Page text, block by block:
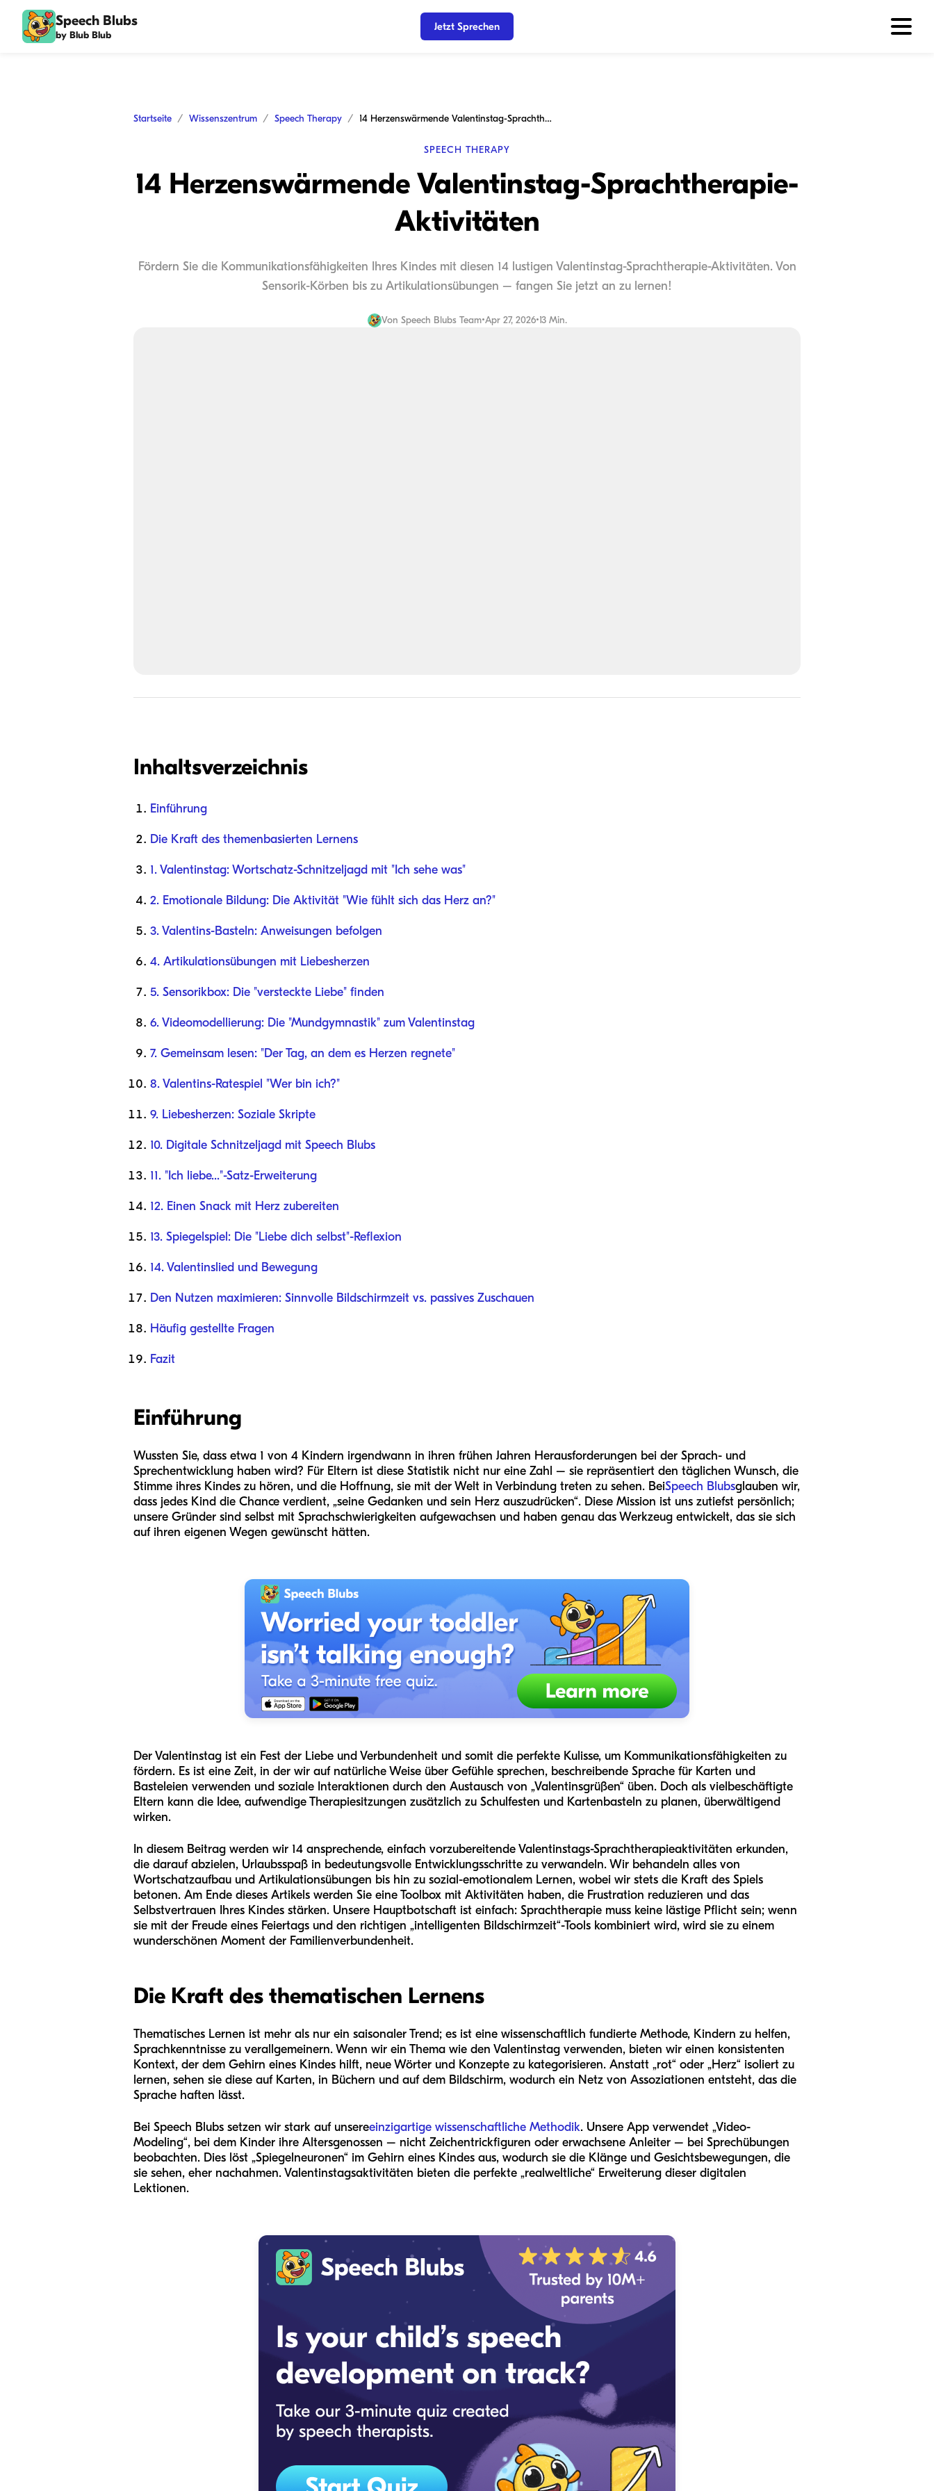
Speech Blubs
by Blub Blub
Jetzt Sprechen
Startseite Wissenszentrum Speech Therapy 14 Herzenswärmende Valentinstag-Sprachtherapie-Aktivitäten
SPEECH THERAPY
14 Herzenswärmende Valentinstag-Sprachtherapie-
Aktivitäten
Fördern Sie die Kommunikationsfähigkeiten Ihres Kindes mit diesen 14 lustigen Valentinstag-Sprachtherapie-Aktivitäten. Von
Sensorik-Körben bis zu Artikulationsübungen – fangen Sie jetzt an zu lernen!
Von Speech Blubs Team•Apr 27, 2026•13 Min.
Inhaltsverzeichnis
Einführung
Die Kraft des themenbasierten Lernens
1. Valentinstag: Wortschatz-Schnitzeljagd mit "Ich sehe was"
2. Emotionale Bildung: Die Aktivität "Wie fühlt sich das Herz an?"
3. Valentins-Basteln: Anweisungen befolgen
4. Artikulationsübungen mit Liebesherzen
5. Sensorikbox: Die "versteckte Liebe" finden
6. Videomodellierung: Die "Mundgymnastik" zum Valentinstag
7. Gemeinsam lesen: "Der Tag, an dem es Herzen regnete"
8. Valentins-Ratespiel "Wer bin ich?"
9. Liebesherzen: Soziale Skripte
10. Digitale Schnitzeljagd mit Speech Blubs
11. "Ich liebe..."-Satz-Erweiterung
12. Einen Snack mit Herz zubereiten
13. Spiegelspiel: Die "Liebe dich selbst"-Reflexion
14. Valentinslied und Bewegung
Den Nutzen maximieren: Sinnvolle Bildschirmzeit vs. passives Zuschauen
Häufig gestellte Fragen
Fazit
Einführung
Wussten Sie, dass etwa 1 von 4 Kindern irgendwann in ihren frühen Jahren Herausforderungen bei der Sprach- und
Sprechentwicklung haben wird? Für Eltern ist diese Statistik nicht nur eine Zahl – sie repräsentiert den täglichen Wunsch, die
Stimme ihres Kindes zu hören, und die Hoffnung, sie mit der Welt in Verbindung treten zu sehen. BeiSpeech Blubsglauben wir,
dass jedes Kind die Chance verdient, „seine Gedanken und sein Herz auszudrücken“. Diese Mission ist uns zutiefst persönlich;
unsere Gründer sind selbst mit Sprachschwierigkeiten aufgewachsen und haben genau das Werkzeug entwickelt, das sie sich
auf ihren eigenen Wegen gewünscht hätten.
Der Valentinstag ist ein Fest der Liebe und Verbundenheit und somit die perfekte Kulisse, um Kommunikationsfähigkeiten zu
fördern. Es ist eine Zeit, in der wir auf natürliche Weise über Gefühle sprechen, beschreibende Sprache für Karten und
Basteleien verwenden und soziale Interaktionen durch den Austausch von „Valentinsgrüßen“ üben. Doch als vielbeschäftigte
Eltern kann die Idee, aufwendige Therapiesitzungen zusätzlich zu Schulfesten und Kartenbasteln zu planen, überwältigend
wirken.
In diesem Beitrag werden wir 14 ansprechende, einfach vorzubereitende Valentinstags-Sprachtherapieaktivitäten erkunden,
die darauf abzielen, Urlaubsspaß in bedeutungsvolle Entwicklungsschritte zu verwandeln. Wir behandeln alles von
Wortschatzaufbau und Artikulationsübungen bis hin zu sozial-emotionalem Lernen, wobei wir stets die Kraft des Spiels
betonen. Am Ende dieses Artikels werden Sie eine Toolbox mit Aktivitäten haben, die Frustration reduzieren und das
Selbstvertrauen Ihres Kindes stärken. Unsere Hauptbotschaft ist einfach: Sprachtherapie muss keine lästige Pflicht sein; wenn
sie mit der Freude eines Feiertags und den richtigen „intelligenten Bildschirmzeit“-Tools kombiniert wird, wird sie zu einem
wunderschönen Moment der Familienverbundenheit.
Die Kraft des thematischen Lernens
Thematisches Lernen ist mehr als nur ein saisonaler Trend; es ist eine wissenschaftlich fundierte Methode, Kindern zu helfen,
Sprachkenntnisse zu verallgemeinern. Wenn wir ein Thema wie den Valentinstag verwenden, bieten wir einen konsistenten
Kontext, der dem Gehirn eines Kindes hilft, neue Wörter und Konzepte zu kategorisieren. Anstatt „rot“ oder „Herz“ isoliert zu
lernen, sehen sie diese auf Karten, in Büchern und auf dem Bildschirm, wodurch ein Netz von Assoziationen entsteht, das die
Sprache haften lässt.
Bei Speech Blubs setzen wir stark auf unsereeinzigartige wissenschaftliche Methodik. Unsere App verwendet „Video-
Modeling“, bei dem Kinder ihre Altersgenossen – nicht Zeichentrickfiguren oder erwachsene Anleiter – bei Sprechübungen
beobachten. Dies löst „Spiegelneuronen“ im Gehirn eines Kindes aus, wodurch sie die Klänge und Gesichtsbewegungen, die
sie sehen, eher nachahmen. Valentinstagsaktivitäten bieten die perfekte „realweltliche“ Erweiterung dieser digitalen
Lektionen.